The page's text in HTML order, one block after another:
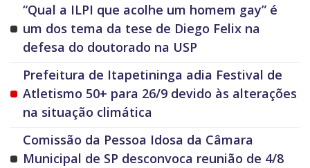
“Qual a ILPI que acolhe um homem gay” é
um dos tema da tese de Diego Felix na
defesa do doutorado na USP
Prefeitura de Itapetininga adia Festival de
Atletismo 50+ para 26/9 devido às alterações
na situação climática
Comissão da Pessoa Idosa da Câmara
Municipal de SP desconvoca reunião de 4/8